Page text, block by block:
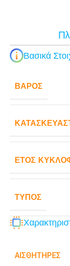
Βασικά
ΒΆΡΟΣ
ΈΤΟΣ
ΤΎΠΟΣ
ΑΙΣΘΗΤΉΡΕΣ